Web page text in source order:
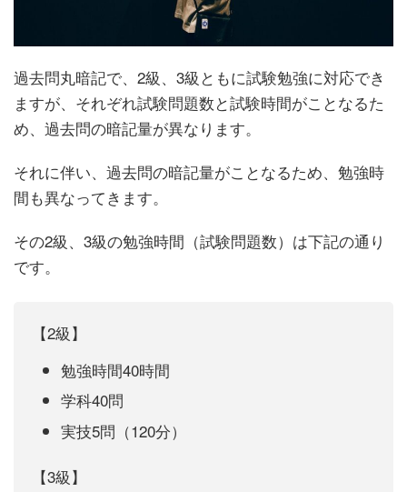
過去問丸暗記で、2級、3級ともに試験勉強に対応でき
ますが、それぞれ試験問題数と試験時間がことなるた
め、過去問の暗記量が異なります。
それに伴い、過去問の暗記量がことなるため、勉強時
間も異なってきます。
その2級、3級の勉強時間（試験問題数）は下記の通り
です。
【2級】
勉強時間40時間
学科40問
実技5問（120分）
【3級】